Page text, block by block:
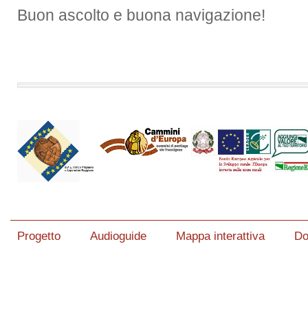
Buon ascolto e buona navigazione!
Progetto Audioguide Mappa interattiva